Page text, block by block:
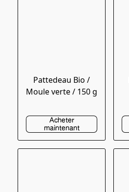
Pattedeau Bio /
Moule verte / 150 g
Acheter
maintenant